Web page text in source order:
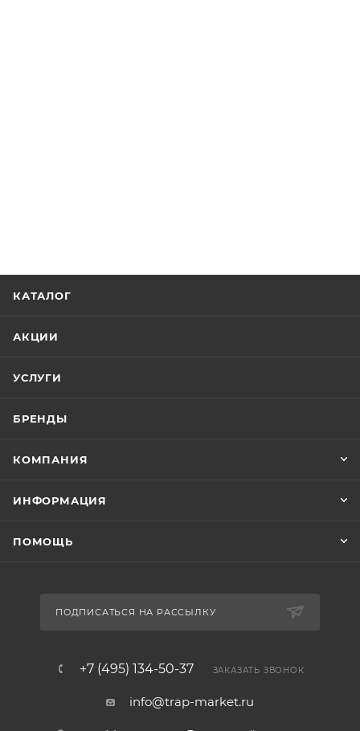
КАТАЛОГ
АКЦИИ
УСЛУГИ
БРЕНДЫ
КОМПАНИЯ
ИНФОРМАЦИЯ
ПОМОЩЬ
ПОДПИСАТЬСЯ НА РАССЫЛКУ
+7 (495) 134-50-37 ЗАКАЗАТЬ ЗВОНОК
info@trap-market.ru